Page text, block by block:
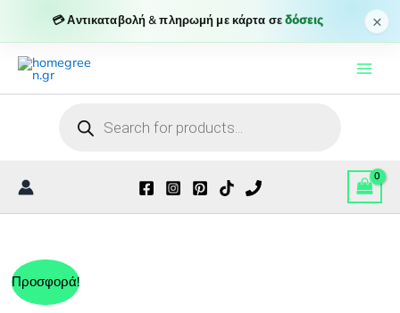
💳 Αντικαταβολή & πληρωμή με κάρτα σεδόσεις ×
Μετάβαση
στο
περιεχόμενο
search
Προσφορά!
ποσότητα